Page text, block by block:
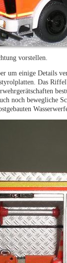
vorstellen.
um einige Details
Das
noch bewegliche